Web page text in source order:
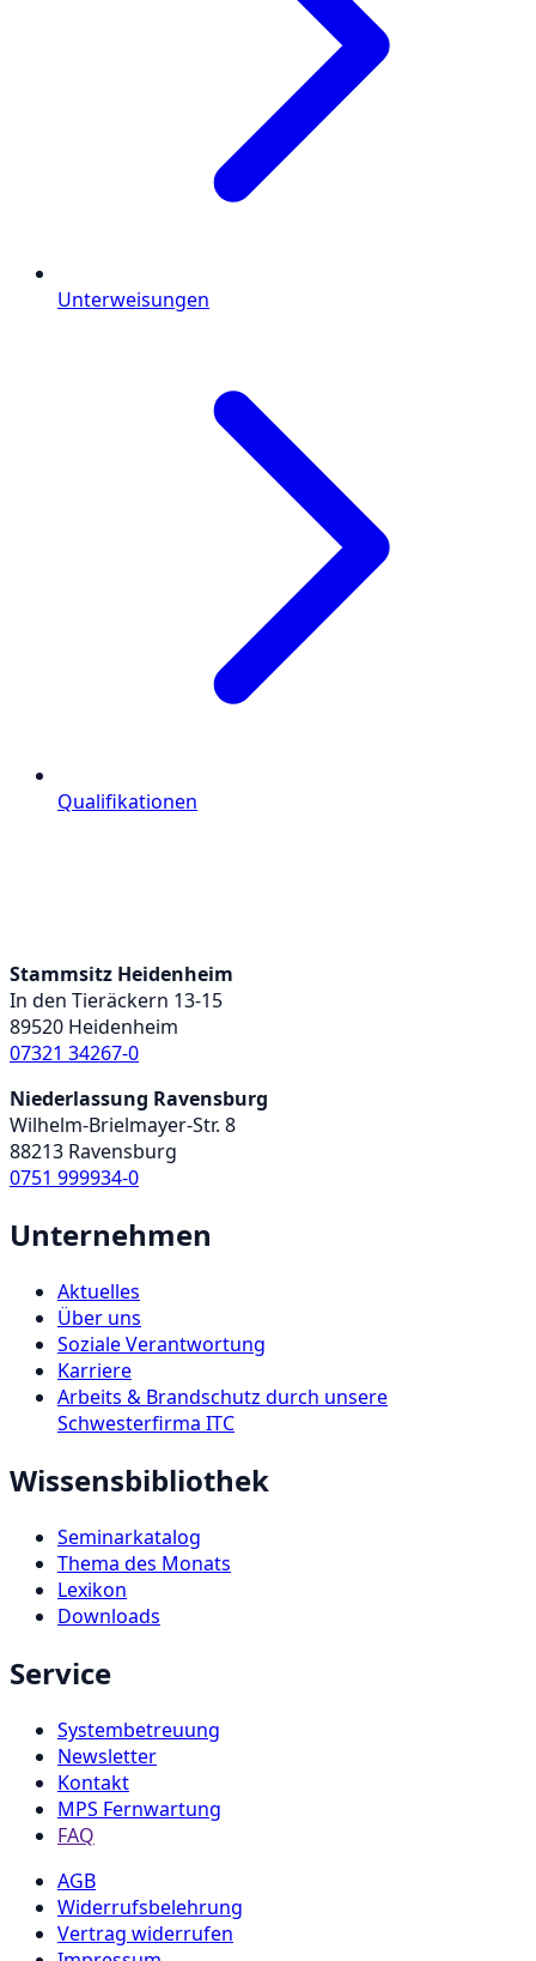
Unterweisungen
Qualifikationen
Stammsitz Heidenheim
In den Tieräckern 13-15
89520 Heidenheim
07321 34267-0
Niederlassung Ravensburg
Wilhelm-Brielmayer-Str. 8
88213 Ravensburg
0751 999934-0
Unternehmen
Aktuelles
Über uns
Soziale Verantwortung
Karriere
Arbeits & Brandschutz durch unsere
Schwesterfirma ITC
Wissensbibliothek
Seminarkatalog
Thema des Monats
Lexikon
Downloads
Service
Systembetreuung
Newsletter
Kontakt
MPS Fernwartung
FAQ
AGB
Widerrufsbelehrung
Vertrag widerrufen